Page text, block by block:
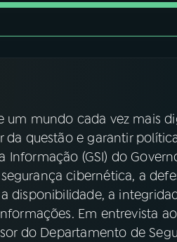
um mundo cada vez mais
questão e garantir
(GSI) do
cibernética, a
disponibilidade, a
Em entrevista ao
do Departamento de